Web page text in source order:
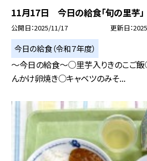
11月17日 今日の給食「旬の里芋」
公開日 2025/11/17 更新日
今日の給食（令和７年度）
～今日の給食～○里芋入りきのこご
んかけ卵焼き○キャベツのみそ...